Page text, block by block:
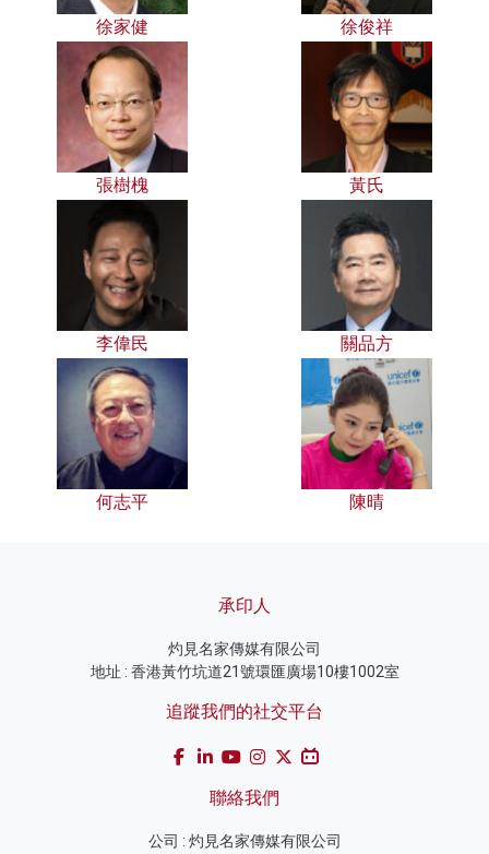
徐家健 徐俊祥
張樹槐 黃氏
李偉民 關品方
何志平 陳晴
承印人
灼見名家傳媒有限公司
地址 : 香港黃竹坑道21號環匯廣場10樓1002室
追蹤我們的社交平台
聯絡我們
公司 : 灼見名家傳媒有限公司